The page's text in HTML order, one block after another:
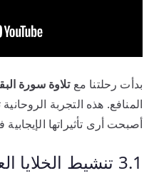
بدأت رحلتنا معتلاوة سورة
المنافع. هذه التجربة
أصبحت أرى تأثيراتها
3.1 تنشيط الخلايا العصبية بشكل ملحوظ